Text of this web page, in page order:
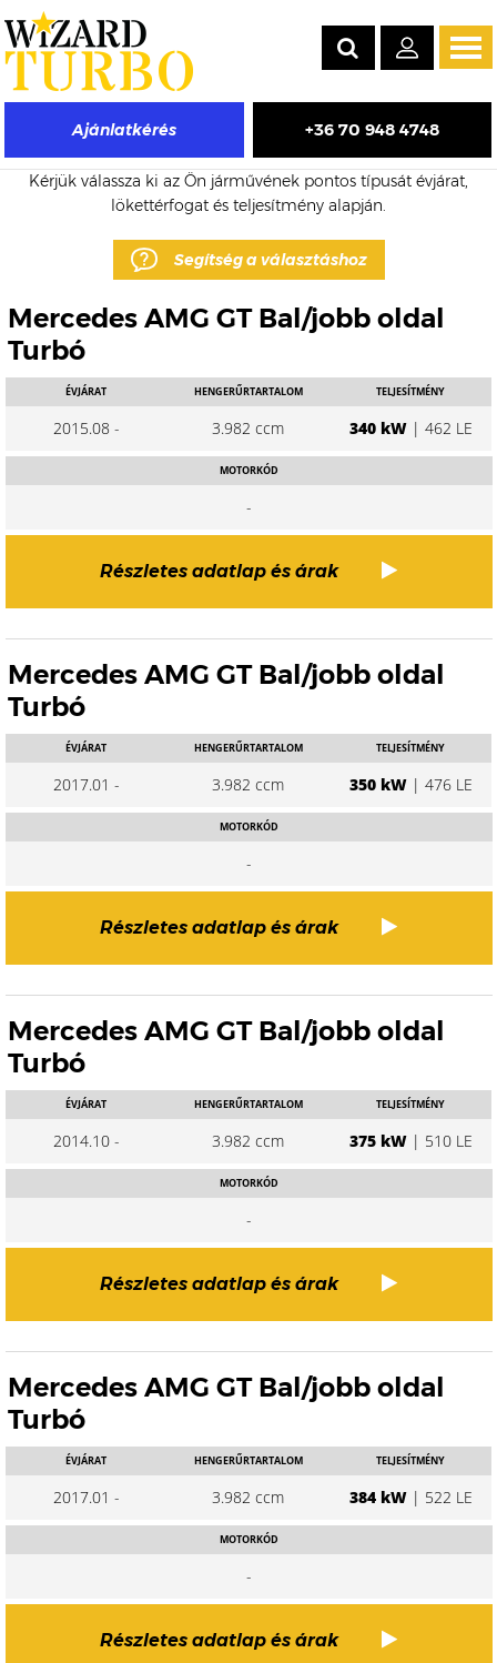
Ajánlatkérés +36 70 948 4748
Mercedes AMG eladó turbó árak
Kérjük válassza ki az Ön járművének pontos típusát évjárat,
lökettérfogat és teljesítmény alapján.
Segítség a választáshoz
Mercedes AMG GT Bal/jobb oldal
Turbó
ÉVJÁRAT
2015.08 -
HENGERŰRTARTALOM
3.982 ccm
TELJESÍTMÉNY
340 kW| 462 LE
MOTORKÓD
-
Részletes adatlap és árak
Mercedes AMG GT Bal/jobb oldal
Turbó
ÉVJÁRAT
2017.01 -
HENGERŰRTARTALOM
3.982 ccm
TELJESÍTMÉNY
350 kW| 476 LE
MOTORKÓD
-
Részletes adatlap és árak
Mercedes AMG GT Bal/jobb oldal
Turbó
ÉVJÁRAT
2014.10 -
HENGERŰRTARTALOM
3.982 ccm
TELJESÍTMÉNY
375 kW| 510 LE
MOTORKÓD
-
Részletes adatlap és árak
Mercedes AMG GT Bal/jobb oldal
Turbó
ÉVJÁRAT
2017.01 -
HENGERŰRTARTALOM
3.982 ccm
TELJESÍTMÉNY
384 kW| 522 LE
MOTORKÓD
-
Részletes adatlap és árak